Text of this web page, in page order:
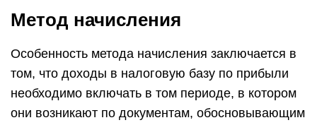
Метод начисления
Особенность метода начисления заключается в
том, что доходы в налоговую базу по прибыли
необходимо включать в том периоде, в котором
они возникают по документам, обосновывающим